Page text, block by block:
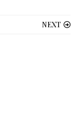
NEXT